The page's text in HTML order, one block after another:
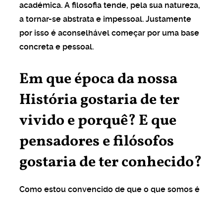
académica. A filosofia tende, pela sua natureza,
a tornar-se abstrata e impessoal. Justamente
por isso é aconselhável começar por uma base
concreta e pessoal.
Em que época da nossa
História gostaria de ter
vivido e porquê? E que
pensadores e filósofos
gostaria de ter conhecido?
Como estou convencido de que o que somos é